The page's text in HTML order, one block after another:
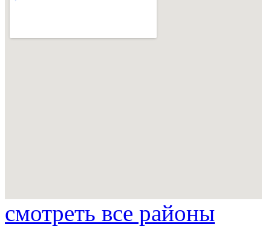
смотреть все районы